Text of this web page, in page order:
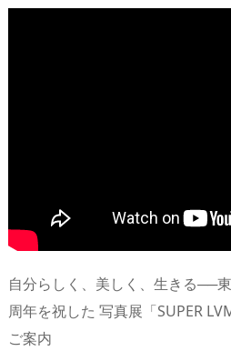
自分らしく、美しく、生きる──
周年を祝した 写真展「SUPER
ご案内